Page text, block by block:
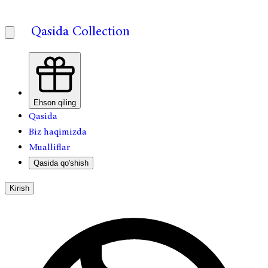
Qasida Collection
Ehson qiling
Qasida
Biz haqimizda
Mualliflar
Qasida qo'shish
Kirish